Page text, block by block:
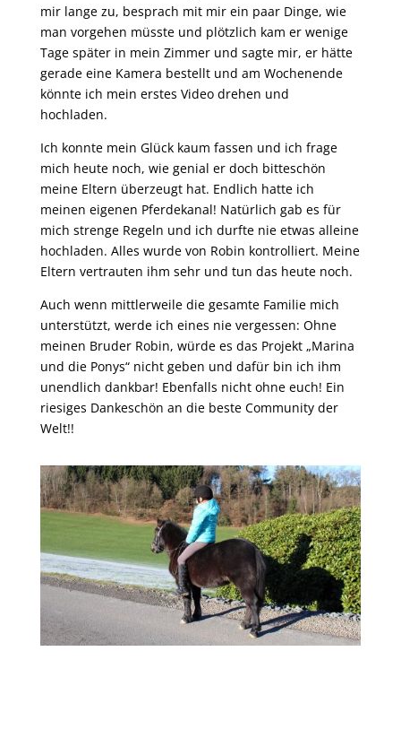
mir lange zu, besprach mit mir ein paar Dinge, wie
man vorgehen müsste und plötzlich kam er wenige
Tage später in mein Zimmer und sagte mir, er hätte
gerade eine Kamera bestellt und am Wochenende
könnte ich mein erstes Video drehen und
hochladen.
Ich konnte mein Glück kaum fassen und ich frage
mich heute noch, wie genial er doch bitteschön
meine Eltern überzeugt hat. Endlich hatte ich
meinen eigenen Pferdekanal! Natürlich gab es für
mich strenge Regeln und ich durfte nie etwas alleine
hochladen. Alles wurde von Robin kontrolliert. Meine
Eltern vertrauten ihm sehr und tun das heute noch.
Auch wenn mittlerweile die gesamte Familie mich
unterstützt, werde ich eines nie vergessen: Ohne
meinen Bruder Robin, würde es das Projekt „Marina
und die Ponys“ nicht geben und dafür bin ich ihm
unendlich dankbar! Ebenfalls nicht ohne euch! Ein
riesiges Dankeschön an die beste Community der
Welt!!